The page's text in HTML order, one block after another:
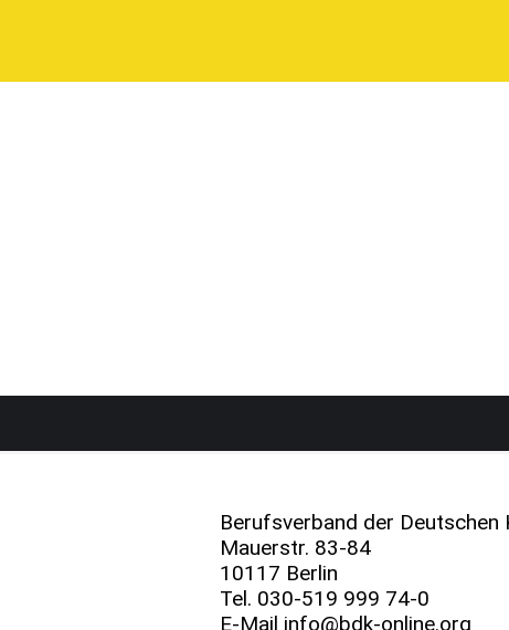
Berufsverband der Deutschen
Mauerstr. 83-84
10117 Berlin
Tel. 030-519 999 74-0
E-Mail info@bdk-online.org